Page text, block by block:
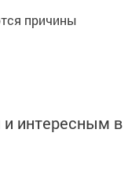
причины
интересным в